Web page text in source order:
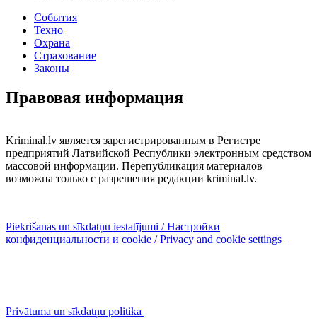
События
Техно
Охрана
Страхование
Законы
Правовая информация
Kriminal.lv является зарегистрированным в Регистре
предприятий Латвийской Республики электронным средством
массовой информации. Перепубликация материалов
возможна только с разрешения редакции kriminal.lv.
Piekrišanas un sīkdatņu iestatījumi / Настройки
конфиденциальности и cookie / Privacy and cookie settings
Privātuma un sīkdatņu politika